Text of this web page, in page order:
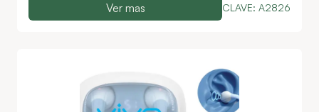
Ver mas CLAVE: A2826